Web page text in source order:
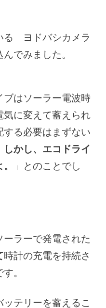
る ヨドバシカメラ
でみました。
ブはソーラー電波時
気に変えて蓄えられ
する必要はまずない
しかし、エコドライ
」とのことでし
ラーで発電された
時計の充電を持続さ
。
テリーを蓄えるこ